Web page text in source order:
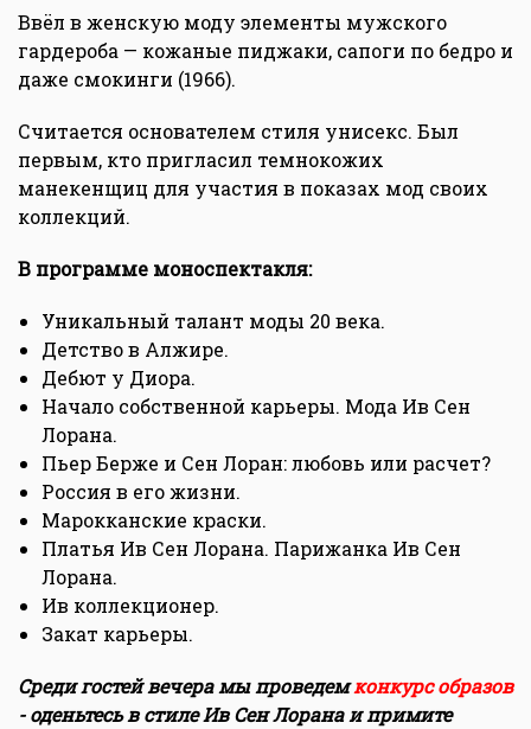
Ввёл в женскую моду элементы мужского
гардероба — кожаные пиджаки, сапоги по бедро и
даже смокинги (1966).
Считается основателем стиля унисекс. Был
первым, кто пригласил темнокожих
манекенщиц для участия в показах мод своих
коллекций.
В программе моноспектакля:
Уникальный талант моды 20 века.
Детство в Алжире.
Дебют у Диора.
Начало собственной карьеры. Мода Ив Сен
Лорана.
Пьер Берже и Сен Лоран: любовь или расчет?
Россия в его жизни.
Марокканские краски.
Платья Ив Сен Лорана. Парижанка Ив Сен
Лорана.
Ив коллекционер.
Закат карьеры.
Среди гостей вечера мы проведемконкурс образов
- оденьтесь в стиле Ив Сен Лорана и примите